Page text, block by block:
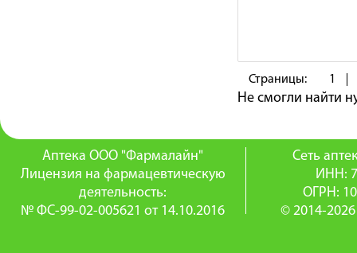
Страницы: 1
Не смогли найти
Аптека ООО "Фармалайн"
Лицензия на фармацевтическую
деятельность:
№ ФС-99-02-005621 от 14.10.2016
Сеть
ИНН:
ОГРН:
© 2014-